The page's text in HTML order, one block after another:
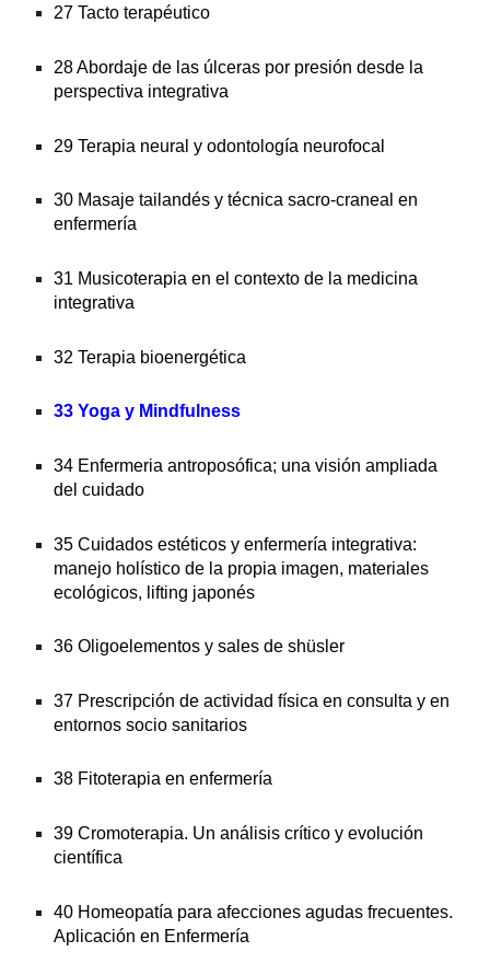
27 Tacto terapéutico
28 Abordaje de las úlceras por presión desde la
perspectiva integrativa
29 Terapia neural y odontología neurofocal
30 Masaje tailandés y técnica sacro-craneal en
enfermería
31 Musicoterapia en el contexto de la medicina
integrativa
32 Terapia bioenergética
33 Yoga y Mindfulness
34 Enfermeria antroposófica; una visión ampliada
del cuidado
35 Cuidados estéticos y enfermería integrativa:
manejo holístico de la propia imagen, materiales
ecológicos, lifting japonés
36 Oligoelementos y sales de shüsler
37 Prescripción de actividad física en consulta y en
entornos socio sanitarios
38 Fitoterapia en enfermería
39 Cromoterapia. Un análisis crítico y evolución
científica
40 Homeopatía para afecciones agudas frecuentes.
Aplicación en Enfermería